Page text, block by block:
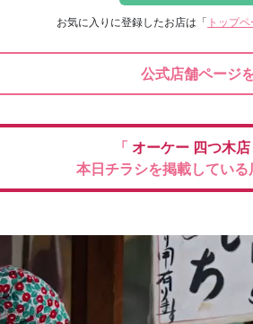
お気に入りに登録したお店は 「 トップ
公式店舗ページ
「 オーケー 四つ木店
本日チラシを掲載している